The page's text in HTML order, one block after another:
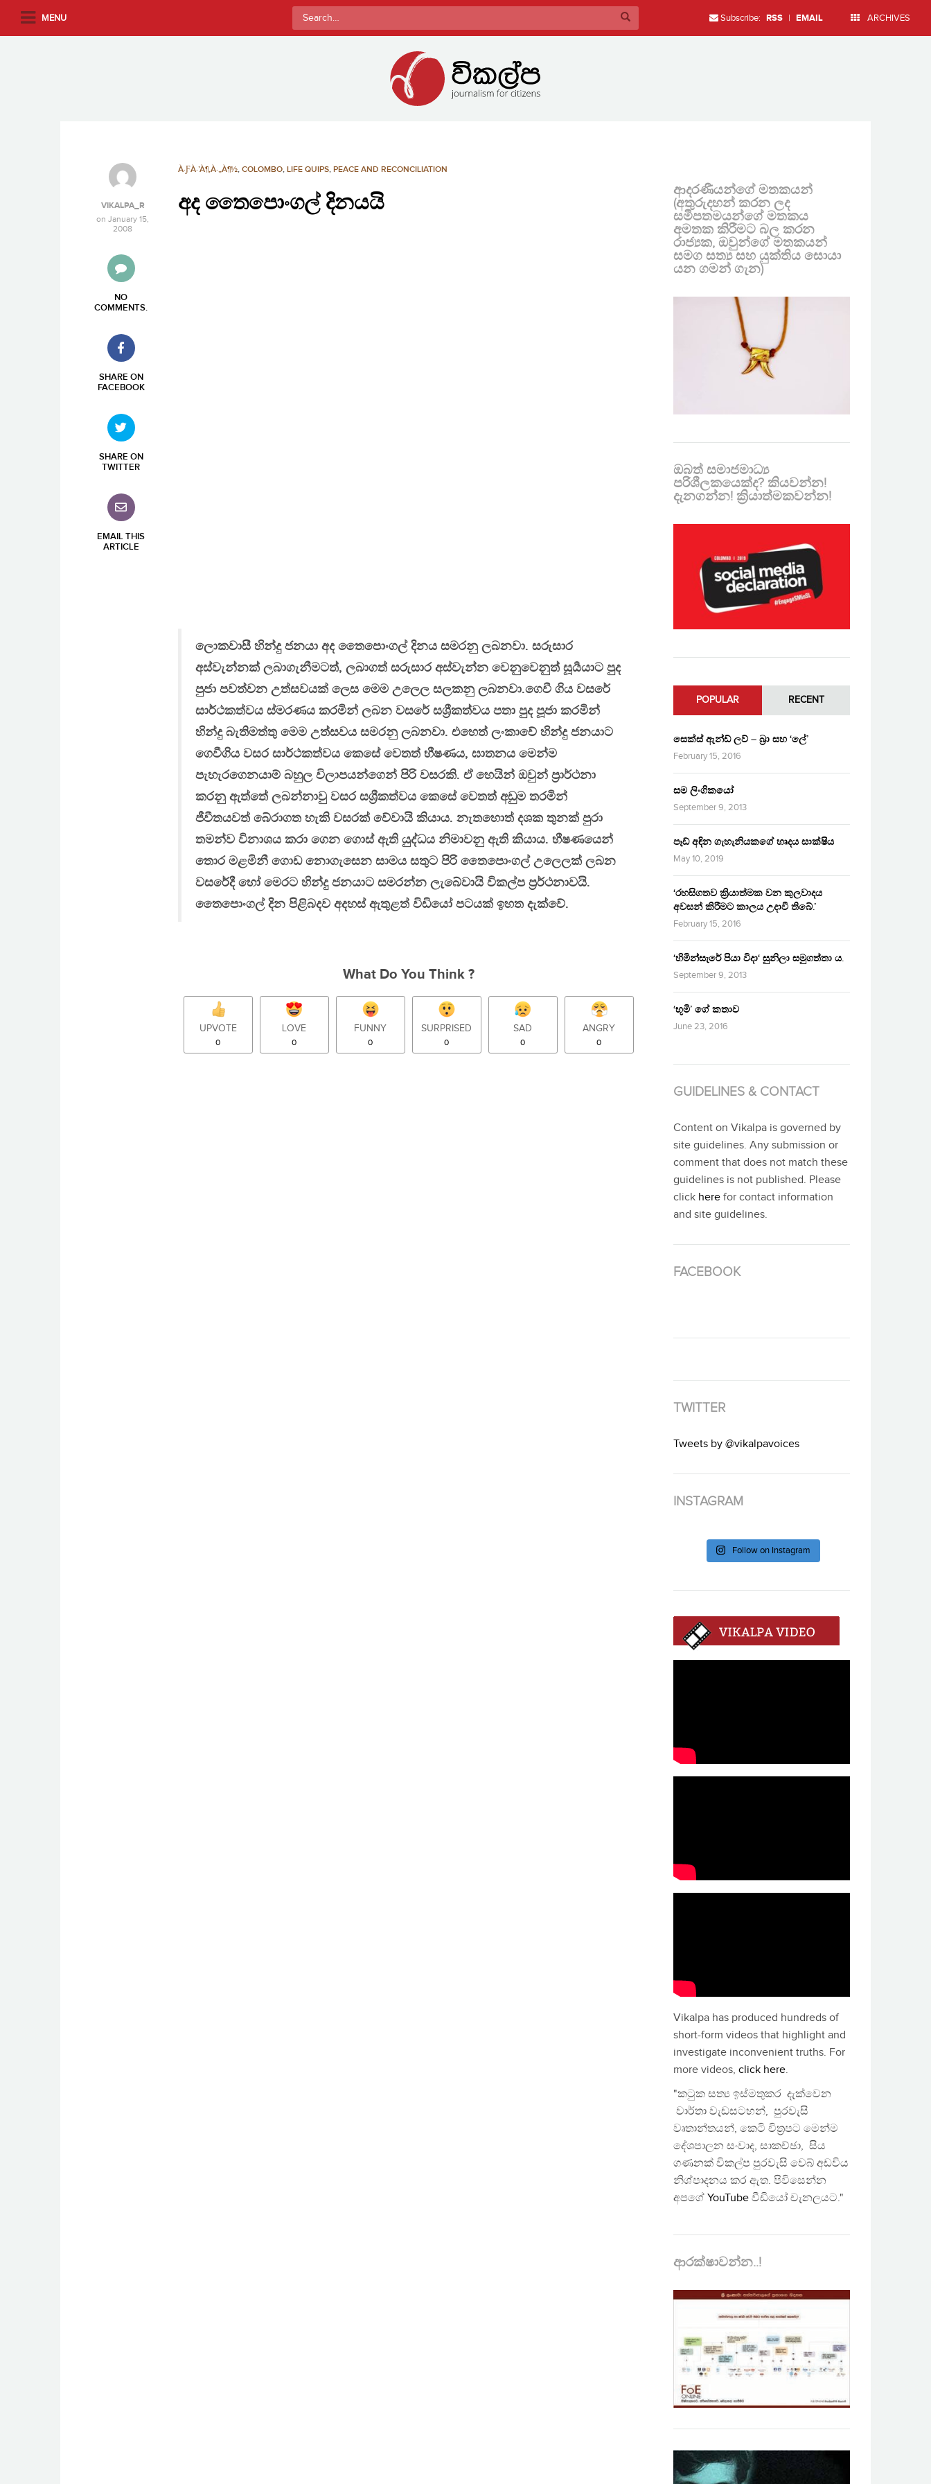
MENU
Search
for:
Subscribe: RSS | EMAIL ARCHIVES
À·ƑÀ·’À¶‚À·„À¶½, COLOMBO, LIFE QUIPS, PEACE AND RECONCILIATION
අද තෛපොංගල් දිනයයි
VIKALPA_R
on January 15,
2008
NO
COMMENTS.
SHARE ON
FACEBOOK
SHARE ON
TWITTER
EMAIL THIS
ARTICLE
ලොකවාසී හින්දු ජනයා අද තෛපොංගල් දිනය සමරනු ලබනවා. සරුසාර
අස්වැන්නක් ලබාගැනීමටත්, ලබාගත් සරුසාර අස්වැන්න වෙනුවෙනුත් සූර්‍යයාට පුද
පුජා පවත්වන උත්සවයක් ලෙස මෙම උලෙල සලකනු ලබනවා.ගෙවී ගිය වසරේ
සාර්ථකත්වය ස්මරණය කරමින් ලබන වසරේ සශ්‍රීකත්වය පතා පුද පූජා කරමින්
හින්දු බැතිමත්තු මෙම උත්සවය සමරනු ලබනවා. එහෙත් ලංකාවේ හින්දු ජනයාට
ගෙවීගිය වසර සාර්ථකත්වය කෙසේ වෙතත් භීෂණය, ඝාතනය මෙන්ම
පැහැරගෙනයාම් බහුල විලාපයන්ගෙන් පිරි වසරකි. ඒ හෙයින් ඔවුන් ප්‍රාර්ථනා
කරනු ඇත්තේ ලබන්නාවු වසර සශ්‍රීකත්වය කෙසේ වෙතත් අඩුම තරමින්
ජීවීතයවත් බේරාගත හැකි වසරක් වේවායි කියාය. නැතහොත් දශක තුනක් පුරා
තමන්ව විනාශය කරා ගෙන ගොස් ඇති යුද්ධය නිමාවනු ඇති කියාය. භීෂණයෙන්
තොර මළමිනී ගොඩ නොගැසෙන සාමය සතුට පිරි තෛපොංගල් උලෙලක් ලබන
වසරේදී හෝ මෙරට හින්දු ජනයාට සමරන්න ලැබේවායි විකල්ප ප්‍රර්ථනාවයි.
තෛපොංගල් දින පිළිබදව අදහස් ඇතුළත් විඩියෝ පටයක් ඉහත දැක්වේ.
What Do You Think ?
UPVOTE
0
LOVE
0
FUNNY
0
SURPRISED
0
SAD
0
ANGRY
0
ආදරණීයන්ගේ මතකයන්
(අතුරුදහන් කරන ලද
සමීපතමයන්ගේ මතකය
අමතක කිරීමට බල කරන
රාජ්‍යක, ඔවුන්ගේ මතකයන්
සමග සත්‍ය සහ යුක්තිය සොයා
යන ගමන් ගැන)
ඔබත් සමාජමාධ්‍ය
පරිශීලකයෙක්ද? කියවන්න!
දැනගන්න! ක්‍රියාත්මකවන්න!
POPULAR RECENT
සෙක්ස් ඇන්ඩ් ලව් – බ්‍රා සහ ‘ලේ’
February 15, 2016
සම ලිංගිකයෝ
September 9, 2013
පෑඩ් අඳින ගැහැනියකගේ හෘදය සාක්ෂිය
May 10, 2019
‘රහසිගතව ක්‍රියාත්මක වන කුලවාදය
අවසන් කිරීමට කාලය උදාවී තිබේ.’
February 15, 2016
‘හිමින්සැරේ පියා විදා‘ සුනිලා සමුගත්තා ය.
September 9, 2013
‘භූමි’ ගේ කතාව
June 23, 2016
GUIDELINES & CONTACT
Content on Vikalpa is governed by
site guidelines. Any submission or
comment that does not match these
guidelines is not published. Please
click here for contact information
and site guidelines.
FACEBOOK
TWITTER
Tweets by @vikalpavoices
INSTAGRAM
Follow on Instagram
Vikalpa has produced hundreds of
short-form videos that highlight and
investigate inconvenient truths. For
more videos, click here.
"කටුක සත්‍ය ඉස්මතුකර දැක්වෙන
වාර්තා වැඩසටහන්, පුරවැසි
වෘතාන්තයන්, කෙටි චිත්‍රපට මෙන්ම
දේශපාලන සංවාද, සාකච්ඡා, සිය
ගණනක් විකල්ප පුරවැසි වෙබ් අඩවිය
නිශ්පාදනය කර ඇත. පිවිසෙන්න
අපගේ YouTube වීඩියෝ චැනලයට."
ආරක්ෂාවන්න..!